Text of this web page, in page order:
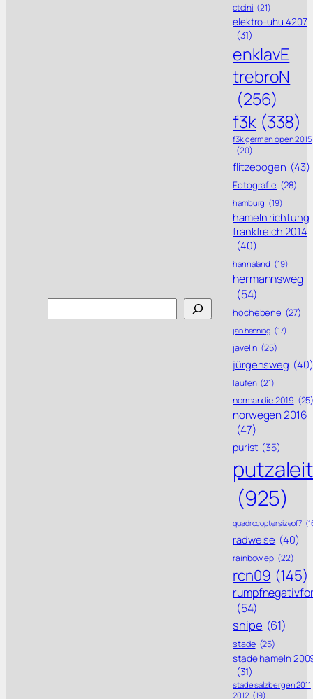
ctcini (21)
elektro-uhu 4207
(31)
enklavE
trebroN
(256)
f3k (338)
f3k german open 2015
(20)
flitzebogen (43)
Fotografie (28)
hamburg (19)
hameln richtung
frankfreich 2014
(40)
hannaland (19)
hermannsweg
(54)
hochebene (27)
jan henning (17)
javelin (25)
jürgensweg (40)
laufen (21)
normandie 2019
norwegen 2016
(47)
purist (35)
putzaleit
(925)
quadrocoptersizeof7
radweise (40)
rainbow ep (22)
rcn09 (145)
(54)
snipe (61)
stade (25)
stade hameln
(31)
stade salzbergen 2011
2012 (19)